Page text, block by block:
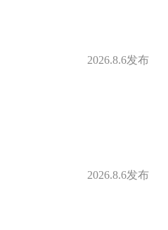
2026.8.6发布
2026.8.6发布